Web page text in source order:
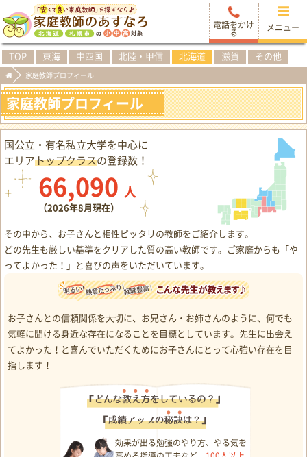
電話をかけ
る
メニュー
TOP 東海 中四国 北陸・甲信 北海道 滋賀 その他
家庭教師プロフィール
家庭教師プロフィール
国公立・有名私立大学を中心に
エリアトップクラスの登録数！
66,090 人
（2026年8月現在）
その中から、お子さんと相性ピッタリの教師をご紹介します。
どの先生も厳しい基準をクリアした質の高い教師です。ご家庭からも「や
ってよかった！」と喜びの声をいただいています。
お子さんとの信頼関係を大切に、お兄さん・お姉さんのように、何でも
気軽に聞ける身近な存在になることを目標としています。先生に出会え
てよかった！と喜んでいただくためにお子さんにとって心強い存在を目
指します！
効果が出る勉強のやり方、やる気を